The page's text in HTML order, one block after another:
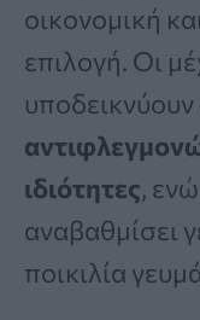
οικονομική
επιλογή. Οι
υποδεικνύουν
ιδιότητες,
αναβαθμίσει
ποικιλία